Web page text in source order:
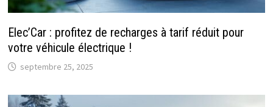
Elec’Car : profitez de recharges à tarif réduit pour
votre véhicule électrique !
septembre 25, 2025